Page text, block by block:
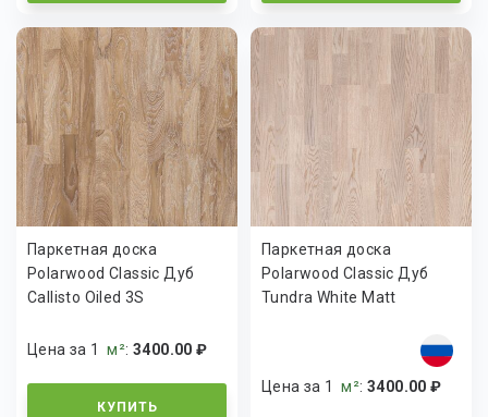
Паркетная доска
Polarwood Classic Дуб
Callisto Oiled 3S
Цена за 1м²:3400.00 ₽
КУПИТЬ
Паркетная доска
Polarwood Classic Дуб
Tundra White Matt
Цена за 1м²:3400.00 ₽